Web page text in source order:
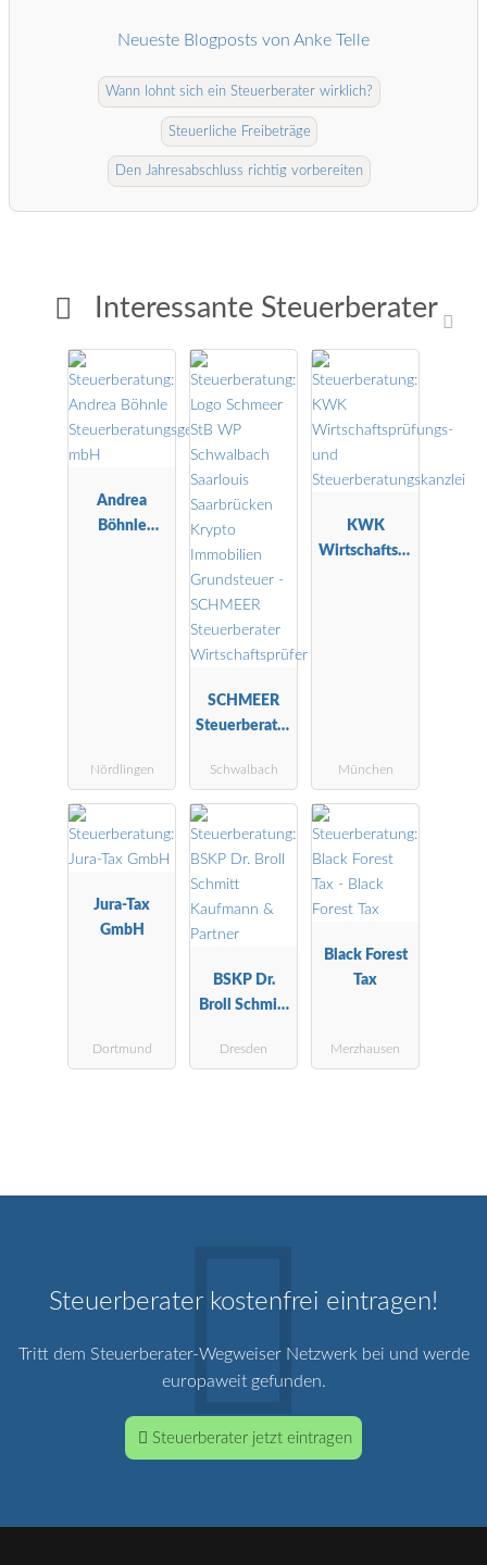
Interessante Steuerberater
Andrea
Böhnle
Nördlingen
SCHMEER
Steuerberater
üfer
Schwalbach
KWK
Wirtschaftspr
München
Jura-Tax
GmbH
Dortmund
BSKP Dr.
Broll Schmitt
Partner
Dresden
Black Forest
Tax
Merzhausen
Neueste Blogposts von Anke Telle
Wann lohnt sich ein Steuerberater wirklich?
Steuerliche Freibeträge
Den Jahresabschluss richtig vorbereiten
Steuerberater kostenfrei eintragen!
Tritt dem Steuerberater-Wegweiser Netzwerk bei und werde
europaweit gefunden.
Steuerberater jetzt eintragen